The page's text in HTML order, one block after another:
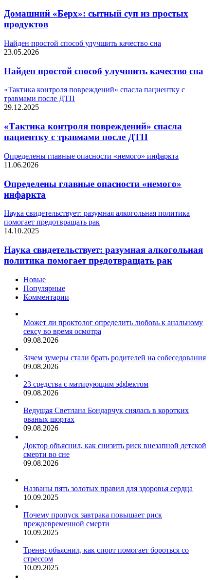
Домашний «Берх»: сытный суп из простых
продуктов
Найден простой способ улучшить качество сна
23.05.2026
Найден простой способ улучшить качество сна
«Тактика контроля повреждений» спасла пациентку с
травмами после ДТП
29.12.2025
«Тактика контроля повреждений» спасла
пациентку с травмами после ДТП
Определены главные опасности «немого» инфаркта
11.06.2026
Определены главные опасности «немого»
инфаркта
Наука свидетельствует: разумная алкогольная политика
помогает предотвращать рак
14.10.2025
Наука свидетельствует: разумная алкогольная
политика помогает предотвращать рак
Новые
Популярные
Комментарии
Может ли проктолог определить любовь к анальному
сексу во время осмотра
09.08.2026
Зачем зумеры стали брать родителей на собеседования
09.08.2026
23 средства с матирующим эффектом
09.08.2026
Ведущая Светлана Бондарчук снялась в коротких
рваных шортах
09.08.2026
Доктор объяснил, как снизить риск внезапной детской
смерти во сне
09.08.2026
Названы пять золотых правил для здоровья сердца
10.09.2025
Почему пропуск завтрака повышает риск
преждевременной смерти
10.09.2025
Тренер объяснил, как спорт помогает бороться со
стрессом
10.09.2025